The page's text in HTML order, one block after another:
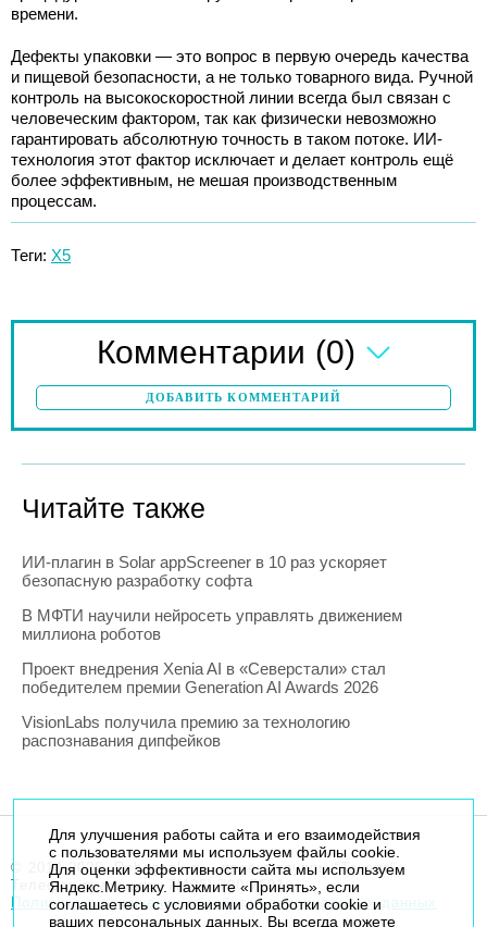
времени.
Дефекты упаковки — это вопрос в первую очередь качества
и пищевой безопасности, а не только товарного вида. Ручной
контроль на высокоскоростной линии всегда был связан с
человеческим фактором, так как физически невозможно
гарантировать абсолютную точность в таком потоке. ИИ-
технология этот фактор исключает и делает контроль ещё
более эффективным, не мешая производственным
процессам.
Теги: X5
Комментарии (0)
ДОБАВИТЬ КОММЕНТАРИЙ
Читайте также
ИИ-плагин в Solar appScreener в 10 раз ускоряет
безопасную разработку софта
В МФТИ научили нейросеть управлять движением
миллиона роботов
Проект внедрения Xenia AI в «Северстали» стал
победителем премии Generation AI Awards 2026
VisionLabs получила премию за технологию
распознавания дипфейков
© 2014-2026. Robogeek.ru - проект группы “Текарт”.
Телефон редакции+7(495) 790-7591
Политика в отношении обработки персональных данных
Для улучшения работы сайта и его взаимодействия
с пользователями мы используем файлы cookie.
Для оценки эффективности сайта мы используем
Яндекс.Метрику. Нажмите «Принять», если
соглашаетесь с условиями обработки cookie и
ваших персональных данных. Вы всегда можете